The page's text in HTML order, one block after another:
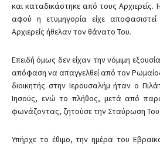
και καταδικάστηκε από τους Αρχιερείς.
αφού η ετυμηγορία είχε
Αρχιερείς ήθελαν τον θάνατο Του.
Επειδή όμως δεν είχαν την νόμιμη
απόφαση να απαγγελθεί από τον
διοικητής στην Ιερουσαλήμ ήταν ο
Ιησούς, ενώ το πλήθος, μετά από
φωνάζοντας, ζητούσε την Σταύρωση Του.
Υπήρχε το έθιμο, την ημέρα του